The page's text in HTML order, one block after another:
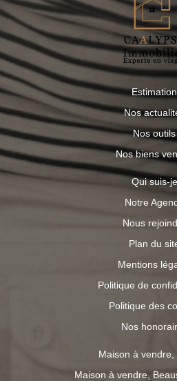
Estimation
Nos
Nos outils
Nos biens
Qui suis-je
Notre
Nous
Plan du
Mentions
Politique de
Politique des
Nos
Maison à vendre,
Maison à vendre,